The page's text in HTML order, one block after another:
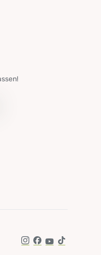
Instagram
Facebook
YouTube
TikTok